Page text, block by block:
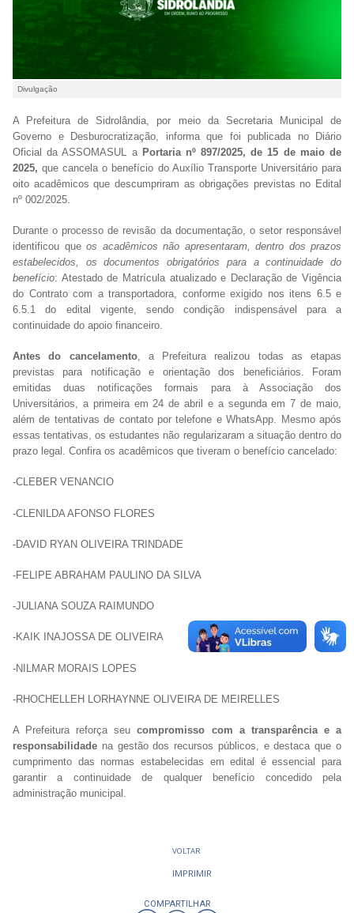
Divulgação
A Prefeitura de Sidrolândia, por meio da Secretaria Municipal de
Governo e Desburocratização, informa que foi publicada no Diário
Oficial da ASSOMASUL a Portaria nº 897/2025, de 15 de maio de
2025,que cancela o benefício do Auxílio Transporte Universitário para
oito acadêmicos que descumpriram as obrigações previstas no Edital
nº 002/2025.
Durante o processo de revisão da documentação, o setor responsável
identificou queos acadêmicos não apresentaram, dentro dos prazos
estabelecidos, os documentos obrigatórios para a continuidade do
benefício: Atestado de Matrícula atualizado e Declaração de Vigência
do Contrato com a transportadora, conforme exigido nos itens 6.5 e
6.5.1 do edital vigente, sendo condição indispensável para a
continuidade do apoio financeiro.
Antes do cancelamento, a Prefeitura realizou todas as etapas
previstas para notificação e orientação dos beneficiários. Foram
emitidas duas notificações formais para à Associação dos
Universitários, a primeira em 24 de abril e a segunda em 7 de maio,
além de tentativas de contato por telefone e WhatsApp. Mesmo após
essas tentativas, os estudantes não regularizaram a situação dentro do
prazo legal. Confira os acadêmicos que tiveram o benefício cancelado:
-CLEBER VENANCIO
-CLENILDA AFONSO FLORES
-DAVID RYAN OLIVEIRA TRINDADE
-FELIPE ABRAHAM PAULINO DA SILVA
-JULIANA SOUZA RAIMUNDO
-KAIK INAJOSSA DE OLIVEIRA
-NILMAR MORAIS LOPES
-RHOCHELLEH LORHAYNNE OLIVEIRA DE MEIRELLES
A Prefeitura reforça seucompromisso com a transparência e a
responsabilidade na gestão dos recursos públicos, e destaca que o
cumprimento das normas estabelecidas em edital é essencial para
garantir a continuidade de qualquer benefício concedido pela
administração municipal.
VOLTAR
IMPRIMIR
COMPARTILHAR